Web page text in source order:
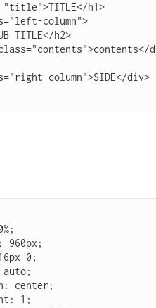
h1>
column">
h2>
column">SIDE</div>